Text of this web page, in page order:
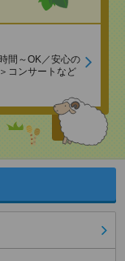
間～OK／安心の
コンサートなど